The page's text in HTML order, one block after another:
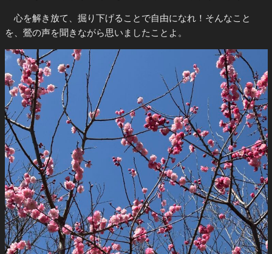
心を解き放て、掘り下げることで自由になれ！そんなこと
を、鶯の声を聞きながら思いましたことよ。